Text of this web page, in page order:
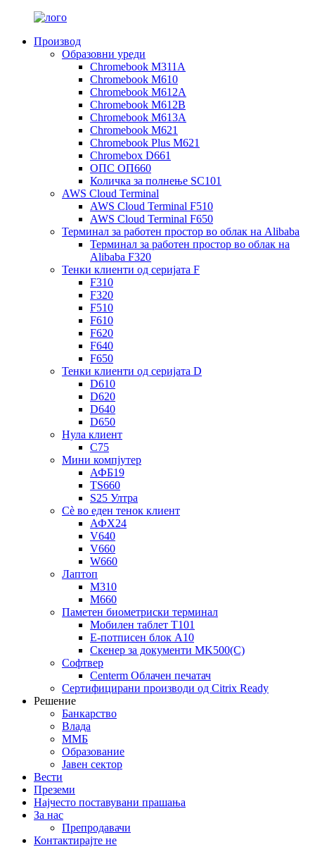
Производ
Образовни уреди
Chromebook M311A
Chromebook M610
Chromebook M612A
Chromebook M612B
Chromebook M613A
Chromebook M621
Chromebook Plus M621
Chromebox D661
ОПС ОП660
Количка за полнење SC101
AWS Cloud Terminal
AWS Cloud Terminal F510
AWS Cloud Terminal F650
Терминал за работен простор во облак на Alibaba
Терминал за работен простор во облак на
Alibaba F320
Тенки клиенти од серијата F
F310
F320
F510
F610
F620
F640
F650
Тенки клиенти од серијата D
D610
D620
D640
D650
Нула клиент
C75
Мини компјутер
АФБ19
TS660
S25 Ултра
Сè во еден тенок клиент
АФХ24
V640
V660
W660
Лаптоп
М310
М660
Паметен биометриски терминал
Мобилен таблет T101
Е-потписен блок A10
Скенер за документи MK500(C)
Софтвер
Centerm Облачен печатач
Сертифицирани производи од Citrix Ready
Решение
Банкарство
Влада
ММБ
Образование
Јавен сектор
Вести
Преземи
Најчесто поставувани прашања
За нас
Препродавачи
Контактирајте не